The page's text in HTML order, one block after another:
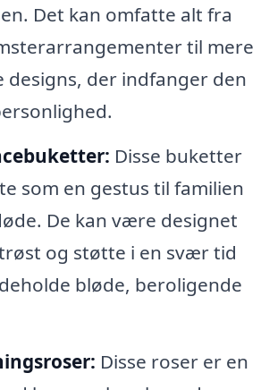
Det kan omfatte alt fra
til mere
designs, der indfanger den
Disse buketter
som en gestus til familien
De kan være designet
og støtte i en svær tid
bløde, beroligende
Disse roser er en